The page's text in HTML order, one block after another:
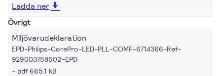
Ladda ner
Övrigt
Miljövarudeklaration
EPD-Philips-CorePro-LED-PLL-COMF-6714366-Ref-
929003758502-EPD
pdf 665.1 kB